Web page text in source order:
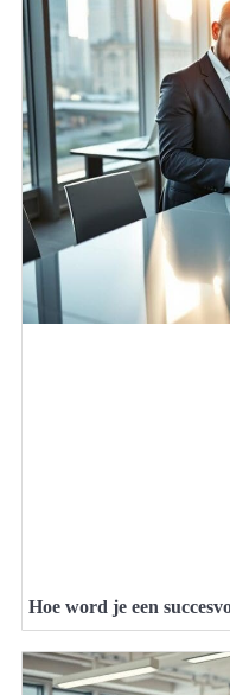
Hoe word je een